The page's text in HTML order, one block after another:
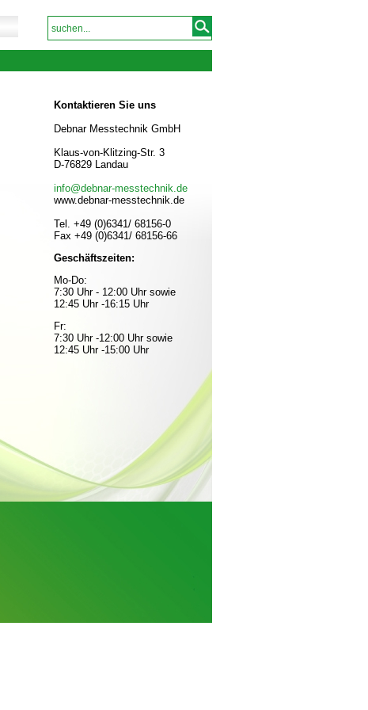
Kontaktieren Sie uns
Debnar Messtechnik GmbH
Klaus-von-Klitzing-Str. 3
D-76829 Landau
info@debnar-messtechnik.de
www.debnar-messtechnik.de
Tel. +49 (0)6341/ 68156-0
Fax +49 (0)6341/ 68156-66
Geschäftszeiten:
Mo-Do:
7:30 Uhr - 12:00 Uhr sowie
12:45 Uhr -16:15 Uhr
Fr:
7:30 Uhr -12:00 Uhr sowie
12:45 Uhr -15:00 Uhr